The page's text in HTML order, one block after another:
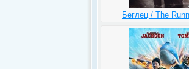
Беглец / The